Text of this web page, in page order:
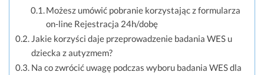
Możesz umówić pobranie korzystając z formularza
on-line Rejestracja 24h/dobę
Jakie korzyści daje przeprowadzenie badania WES u
dziecka z autyzmem?
Na co zwrócić uwagę podczas wyboru badania WES dla